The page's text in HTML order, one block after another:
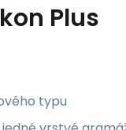
Plus
typu